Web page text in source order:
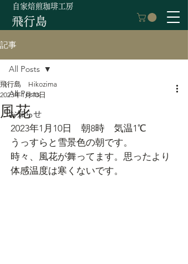
自家焙煎珈琲工房
飛行島
記事
All Posts
お知らせ
All Posts
風花
飛行島 Hikozima
2023年1月10日
2023年1月10日　朝8時　気温1℃
うっすらと雪景色の朝です。
時々、風花が舞ってます。思ったより
体感温度は寒くないです。